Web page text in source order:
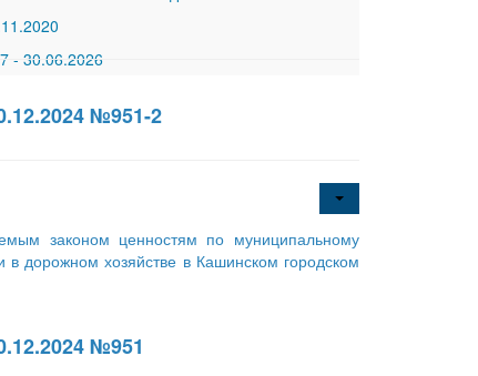
- 30.06.2026
№951-2
законом ценностям по муниципальному
в дорожном хозяйстве в Кашинском городском
№951